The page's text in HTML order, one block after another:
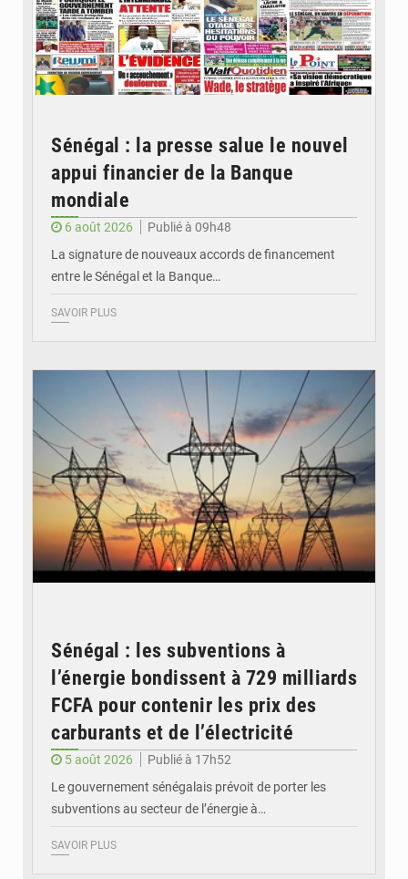
Sénégal : la presse salue le nouvel
appui financier de la Banque
mondiale
6 août 2026
Publié à 09h48
La signature de nouveaux accords de financement
entre le Sénégal et la Banque…
SAVOIR PLUS
Sénégal : les subventions à
l’énergie bondissent à 729 milliards
FCFA pour contenir les prix des
carburants et de l’électricité
5 août 2026
Publié à 17h52
Le gouvernement sénégalais prévoit de porter les
subventions au secteur de l’énergie à…
SAVOIR PLUS